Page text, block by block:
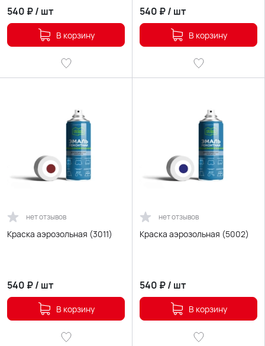
540 ₽/ шт
В корзину
540 ₽/ шт
В корзину
нет отзывов
Краска аэрозольная (3011)
540 ₽/ шт
В корзину
нет отзывов
Краска аэрозольная (5002)
540 ₽/ шт
В корзину